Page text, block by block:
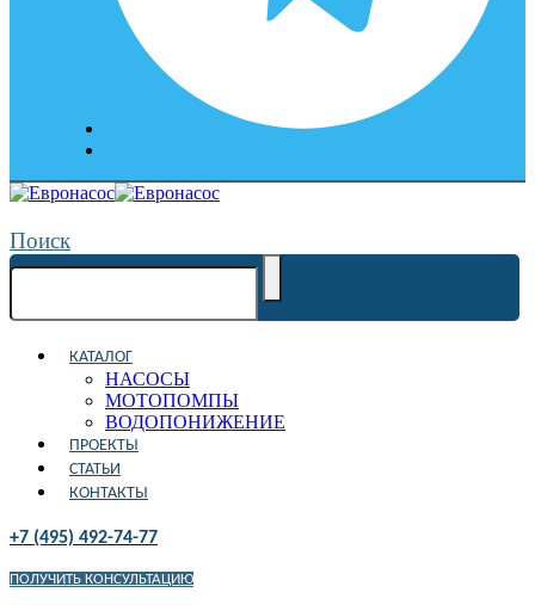
Поиск
КАТАЛОГ
НАСОСЫ
МОТОПОМПЫ
ВОДОПОНИЖЕНИЕ
ПРОЕКТЫ
СТАТЬИ
КОНТАКТЫ
+7 (495) 492-74-77
ПОЛУЧИТЬ КОНСУЛЬТАЦИЮ